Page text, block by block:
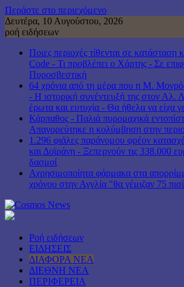
Περάστε στο περιεχόμενο
Δευτέρα, 10 Αυγούστου, 2026
ροή ειδήσεων
Ποιες περιοχές τίθενται σε κατάσταση
Code - Τι προβλέπει ο Χάρτης - Σε
Πυροσβεστική
64 χρόνια από τη μέρα που η Μ.
- Η ιστορική συνέντευξή της στον Αλ.
έρωτα και ευτυχία - Θα ήθελα να είχα
Κάρπαθος - Παλιά πυρομαχικά
Απαγορεύτηκε η κολύμβηση στην
1.296 φιάλες παράνομου φρέον
και Δοϊράνη - Ξεπερνούν τις 338.000
δασμοί
Αχρησιμοποίητα φάρμακα στα
χρόνου στην Αγγλία "θα γέμιζαν 75
Ροή ειδήσεων
ΕΙΔΗΣΕΙΣ
ΔΙΑΦΟΡΑ ΝΕΑ
ΔΙΕΘΝΗ ΝΕΑ
ΠΕΡΙΦΕΡΕΙΑ